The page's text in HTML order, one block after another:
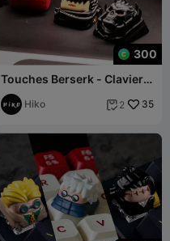
300
Touches Berserk - Clavier
mécanique
Hiko  2 35